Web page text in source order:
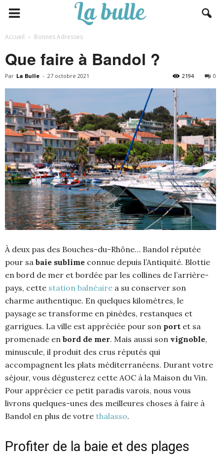
Accueil Bonnes Adresses
Que faire à Bandol ?
Par La Bulle - 27 octobre 2021 0
2194
À deux pas des Bouches-du-Rhône… Bandol réputée
pour sa baie sublime connue depuis l’Antiquité. Blottie
en bord de mer et bordée par les collines de l’arrière-
pays, cette station balnéaire a su conserver son
charme authentique. En quelques kilomètres, le
paysage se transforme en pinèdes, restanques et
garrigues. La ville est appréciée pour son port et sa
promenade en bord de mer. Mais aussi son vignoble,
minuscule, il produit des crus réputés qui
accompagnent les plats méditerranéens. Durant votre
séjour, vous dégusterez cette AOC à la Maison du Vin.
Pour apprécier ce petit paradis varois, nous vous
livrons quelques-unes des meilleures choses à faire à
Bandol en plus de votre thalasso.
Profiter de la baie et des plages